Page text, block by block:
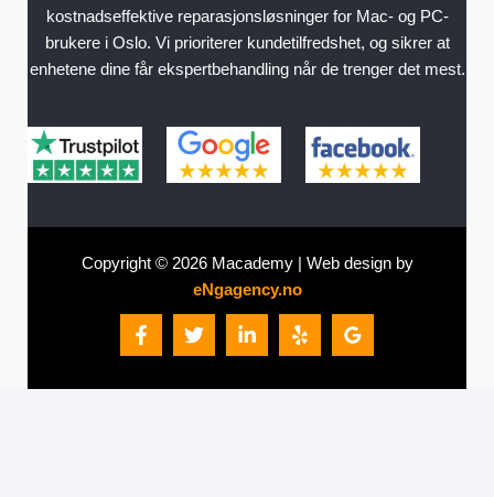
kostnadseffektive reparasjonsløsninger for Mac- og PC-
brukere i Oslo. Vi prioriterer kundetilfredshet, og sikrer at
enhetene dine får ekspertbehandling når de trenger det mest.
Copyright © 2026 Macademy | Web design by
eNgagency.no